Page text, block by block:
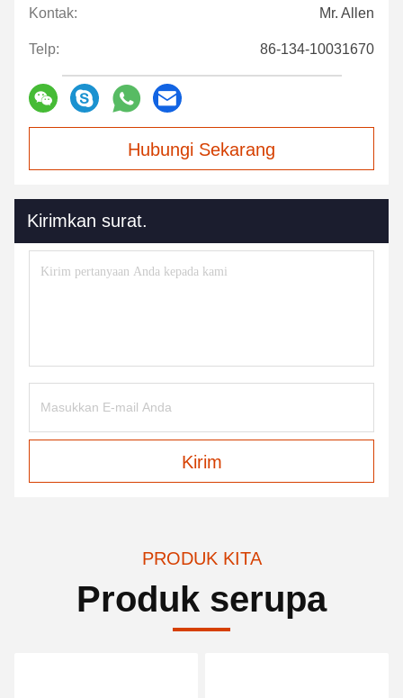
Kontak: Mr. Allen
Telp: 86-134-10031670
Hubungi Sekarang
Kirimkan surat.
Kirim
PRODUK KITA
Produk serupa